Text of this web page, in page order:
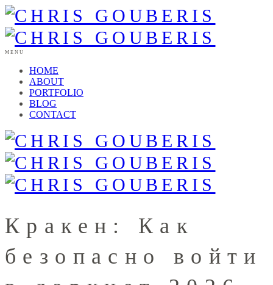
MENU
HOME
ABOUT
PORTFOLIO
BLOG
CONTACT
Кракен: Как
безопасно войти